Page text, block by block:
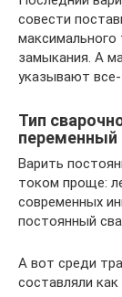
совести
замыкания. А
указывают
Тип
переменный
Варить
током проще:
современных
постоянный
А вот среди
составляли